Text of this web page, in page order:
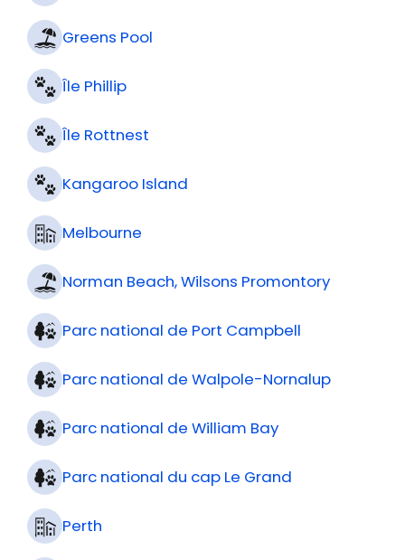
Greens Pool
Île Phillip
Île Rottnest
Kangaroo Island
Melbourne
Norman Beach, Wilsons Promontory
Parc national de Port Campbell
Parc national de Walpole-Nornalup
Parc national de William Bay
Parc national du cap Le Grand
Perth